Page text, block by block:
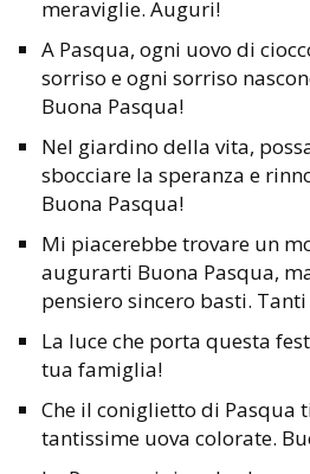
meraviglie. Auguri!
A Pasqua, ogni uovo di
sorriso e ogni sorriso
Buona Pasqua!
Nel giardino della vita,
sbocciare la speranza e
Buona Pasqua!
Mi piacerebbe trovare un
augurarti Buona Pasqua,
pensiero sincero basti.
La luce che porta questa
tua famiglia!
Che il coniglietto di Pasqua
tantissime uova colorate.